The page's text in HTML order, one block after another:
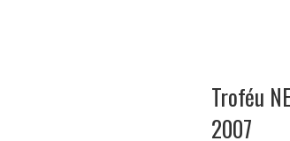
Troféu
2007